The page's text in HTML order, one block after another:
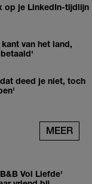
op je LinkedIn-tijdlijn
van het land,
deed je niet, toch
MEER
Vol Liefde'